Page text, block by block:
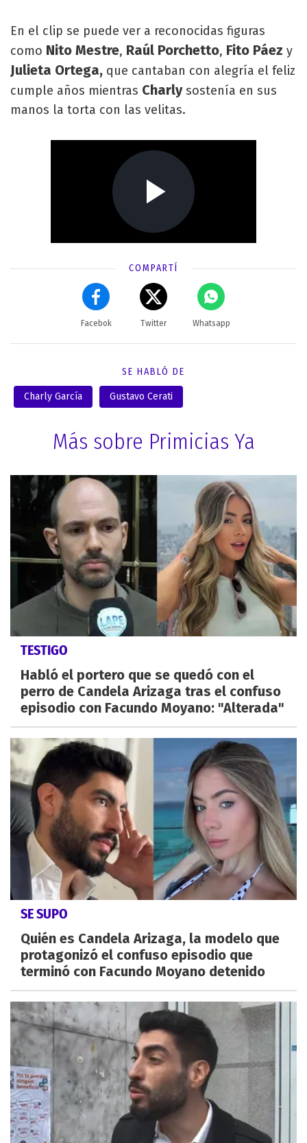
En el clip se puede ver a reconocidas figuras
como Nito Mestre, Raúl Porchetto, Fito Páez y
Julieta Ortega, que cantaban con alegría el feliz
cumple años mientras Charlysostenía en sus
manos la torta con las velitas.
COMPARTÍ
Facebok Twitter Whatsapp
SE HABLÓ DE
Charly García Gustavo Cerati
Más sobre Primicias Ya
TESTIGO
Habló el portero que se quedó con el
perro de Candela Arizaga tras el confuso
episodio con Facundo Moyano: "Alterada"
SE SUPO
Quién es Candela Arizaga, la modelo que
protagonizó el confuso episodio que
terminó con Facundo Moyano detenido